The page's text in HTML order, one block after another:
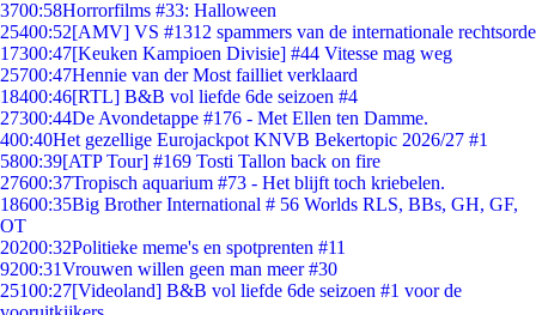
3700:58Horrorfilms #33: Halloween
25400:52[AMV] VS #1312 spammers van de internationale rechtsorde
17300:47[Keuken Kampioen Divisie] #44 Vitesse mag weg
25700:47Hennie van der Most failliet verklaard
18400:46[RTL] B&B vol liefde 6de seizoen #4
27300:44De Avondetappe #176 - Met Ellen ten Damme.
400:40Het gezellige Eurojackpot KNVB Bekertopic 2026/27 #1
5800:39[ATP Tour] #169 Tosti Tallon back on fire
27600:37Tropisch aquarium #73 - Het blijft toch kriebelen.
18600:35Big Brother International # 56 Worlds RLS, BBs, GH, GF,
OT
20200:32Politieke meme's en spotprenten #11
9200:31Vrouwen willen geen man meer #30
25100:27[Videoland] B&B vol liefde 6de seizoen #1 voor de